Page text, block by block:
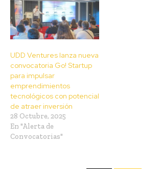
UDD Ventures lanza nueva
convocatoria Go! Startup
para impulsar
emprendimientos
tecnológicos con potencial
de atraer inversión
28 Octubre, 2025
En "Alerta de
Convocatorias"